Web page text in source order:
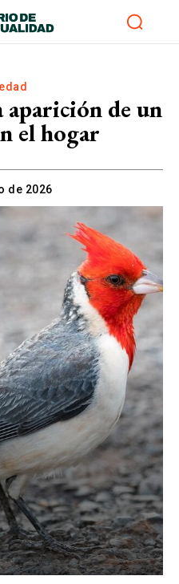
aparición de un
el hogar
de 2026